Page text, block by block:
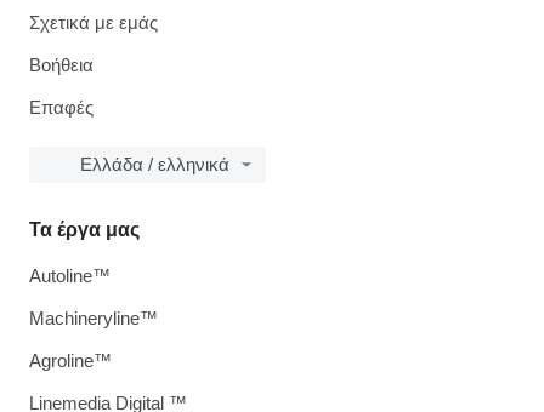
Σχετικά με εμάς
Βοήθεια
Επαφές
Ελλάδα / ελληνικά
Τα έργα μας
Autoline™
Machineryline™
Agroline™
Linemedia Digital ™